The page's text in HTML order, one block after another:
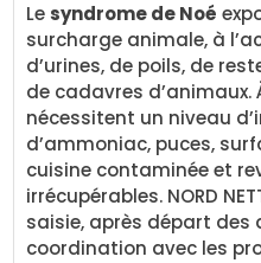
Le syndrome de Noé
surcharge animale, à
d’urines, de poils, de
de cadavres
nécessitent un niveau
d’ammoniac, puces,
cuisine contaminée et
irrécupérables. NORD
saisie, après départ des
coordination avec les